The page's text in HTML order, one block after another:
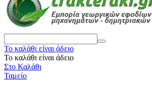
Το καλάθι είναι άδειο
Το καλάθι είναι άδειο
Στο Καλάθι
Ταμείο